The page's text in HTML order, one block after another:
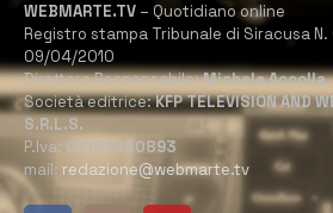
WEBMARTE.TV – Quotidiano online
Registro stampa Tribunale di Siracusa N.
09/04/2010
Direttore Responsabile:Michele Accolla
Società editrice:KFP TELEVISION AND
S.R.L.S.
P.Iva: 02184950893
mail: redazione@webmarte.tv